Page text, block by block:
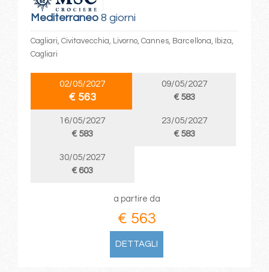
Mediterraneo8 giorni
Cagliari, Civitavecchia, Livorno, Cannes, Barcellona, Ibiza,
Cagliari
02/05/2027
€ 563
09/05/2027
€ 583
16/05/2027
€ 583
23/05/2027
€ 583
30/05/2027
€ 603
a partire da
€ 563
DETTAGLI